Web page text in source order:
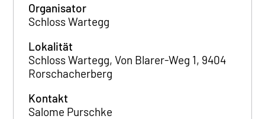
Organisator
Schloss Wartegg
Lokalität
Schloss Wartegg, Von Blarer-Weg 1, 9404
Rorschacherberg
Kontakt
Salome Purschke